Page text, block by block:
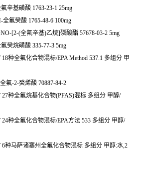
辛基磺酸 1763-23-1 25mg
全氟癸酸 1765-48-6 100mg
[2-(全氟辛基)乙烷]磷酸酯 57678-03-2 5mg
癸烷磺酸 335-77-3 5mg
种全氟化合物混标/EPA Method 537.1 多组分 甲
氟-2-癸烯酸 70887-84-2
27种全氟烷基化合物(PFAS)混标 多组分 甲醇/
24种全氟化合物混标/EPA方法 533 多组分 甲醇/
6种马萨诸塞州全氟化合物混标 多组分 甲醇:水,2